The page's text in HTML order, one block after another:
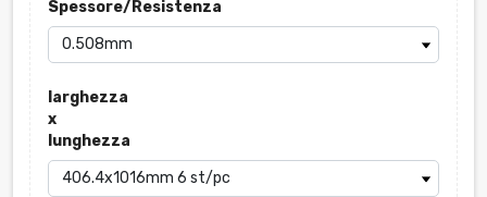
Spessore/Resistenza
larghezza
x
lunghezza